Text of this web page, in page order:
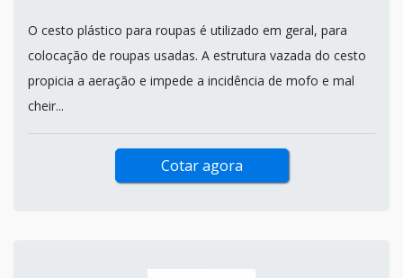
O cesto plástico para roupas é utilizado em geral, para
colocação de roupas usadas. A estrutura vazada do cesto
propicia a aeração e impede a incidência de mofo e mal
cheir...
Cotar agora